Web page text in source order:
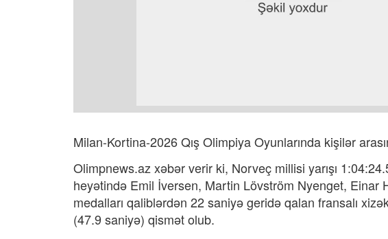
Milan-Kortina-2026 Qış Olimpiya Oyunlarında kişilər
Olimpnews.az xəbər verir ki, Norveç millisi yarışı
heyətində Emil İversen, Martin Lövström Nyenget, Einar
medalları qaliblərdən 22 saniyə geridə qalan fransalı
(47.9 saniyə) qismət olub.